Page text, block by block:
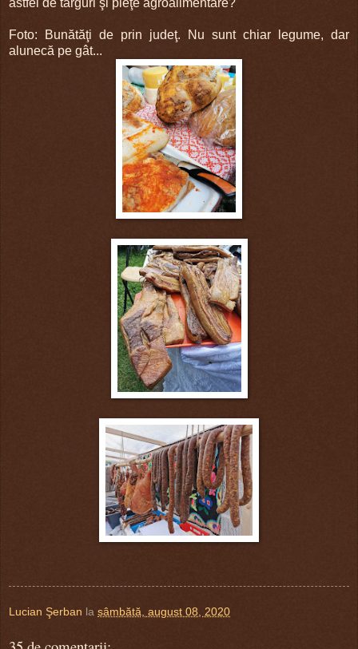
Foto: Bunătăţi de prin judeţ. Nu sunt chiar legume, dar
alunecă pe gât...
Lucian Şerban la sâmbătă, august 08, 2020